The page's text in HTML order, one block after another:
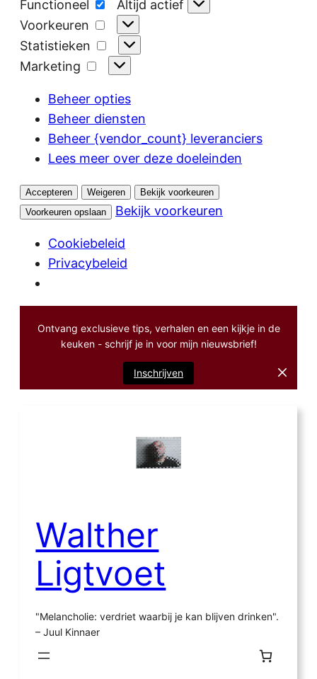
Functioneel
Altijd actief
Voorkeuren
Voorkeuren
Statistieken
Statistieken
Marketing
Marketing
Beheer opties
Beheer diensten
Beheer {vendor_count} leveranciers
Lees meer over deze doeleinden
Accepteren Weigeren
Bekijk voorkeuren
Voorkeuren opslaan
Bekijk voorkeuren
Cookiebeleid
Privacybeleid
Ontvang exclusieve tips, verhalen en een kijkje in de
keuken - schrijf je in voor mijn nieuwsbrief!
Inschrijven
Walther
Ligtvoet
"Melancholie: verdriet waarbij je kan blijven drinken".
– Juul Kinnaer